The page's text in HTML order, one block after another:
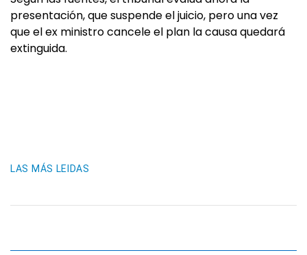
presentación, que suspende el juicio, pero una vez
que el ex ministro cancele el plan la causa quedará
extinguida.
LAS MÁS LEIDAS